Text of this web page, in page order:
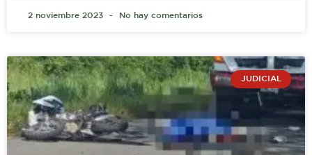
2 noviembre 2023 No hay comentarios
JUDICIAL